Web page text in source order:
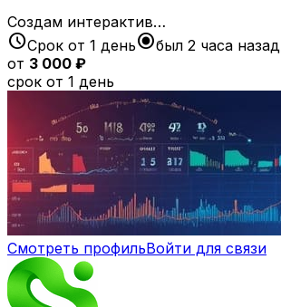
Создам интерактив…
scheduleСрок от 1 деньradio_button_checkedбыл 2 часа назад
от 3 000 ₽
срок от 1 день
Смотреть профильВойти для связи